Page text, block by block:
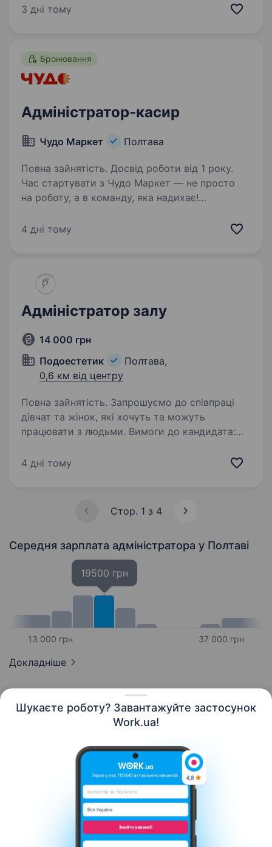
Шукаєте роботу? Завантажуйте застосунок
Work.ua!
пунктуальність, працелюбність; знання основ
3 дні тому
Бронювання
Адміністратор-касир
Чудо Маркет Полтава
Повна зайнятість. Досвід роботи від 1 року.
Час стартувати з Чудо Маркет — не просто
на роботу, а в команду, яка надихає!
людину, яка вміє тримати все під контролем,
4 дні тому
Адміністратор залу
14 000 грн
Подоестетик
Полтава,
0,6 км від центру
Повна зайнятість. Запрошуємо до співпраці
дівчат та жінок, які хочуть та можуть
працювати з людьми. Вимоги до кандидата:
без шкідливих звичок. Вільне володіння
4 дні тому
Стор. 1 з 4
Середня зарплата адміністратора у Полтаві
13 000 грн
19500 грн
37 000 грн
Докладніше
Контакти Про нас Кар’єра